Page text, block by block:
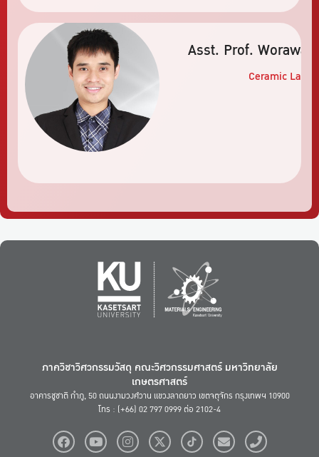
Asst. Prof. Worawat
Ceramic
ภาควิชาวิศวกรรมวัสดุ คณะวิศวกรรมศาสตร์ มหาวิทยาลัย
เกษตรศาสตร์
อาคารชูชาติ กำภู, 50 ถนนงามวงศ์วาน แขวงลาดยาว เขตจตุจักร กรุงเทพฯ 10900
โทร : (+66) 02 797 0999 ต่อ 2102-4